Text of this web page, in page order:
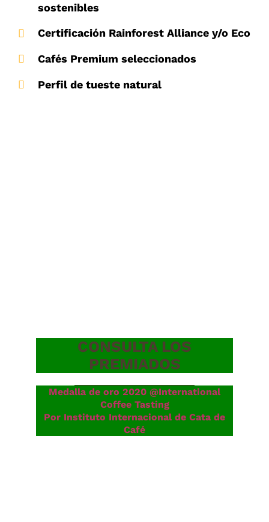
sostenibles
Certificación Rainforest Alliance y/o Eco
Cafés Premiumseleccionados
Perfil detueste natural
CONSULTA LOS
PREMIADOS
Medalla de oro 2020 @International
Coffee Tasting
Por Instituto Internacional de Cata de
Café